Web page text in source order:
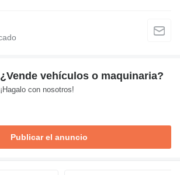
¿Vende vehículos o maquinaria?
¡Hagalo con nosotros!
Publicar el anuncio